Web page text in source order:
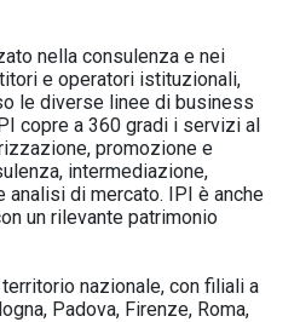
nella consulenza e nei
e operatori istituzionali,
le diverse linee di business
copre a 360 gradi i servizi al
promozione e
intermediazione,
analisi di mercato. IPI è anche
un rilevante patrimonio
nazionale, con filiali a
Padova, Firenze, Roma,